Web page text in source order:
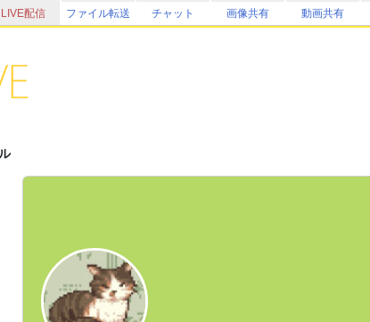
LIVE配信 ファイル転送 チャット 画像共有 動画共有